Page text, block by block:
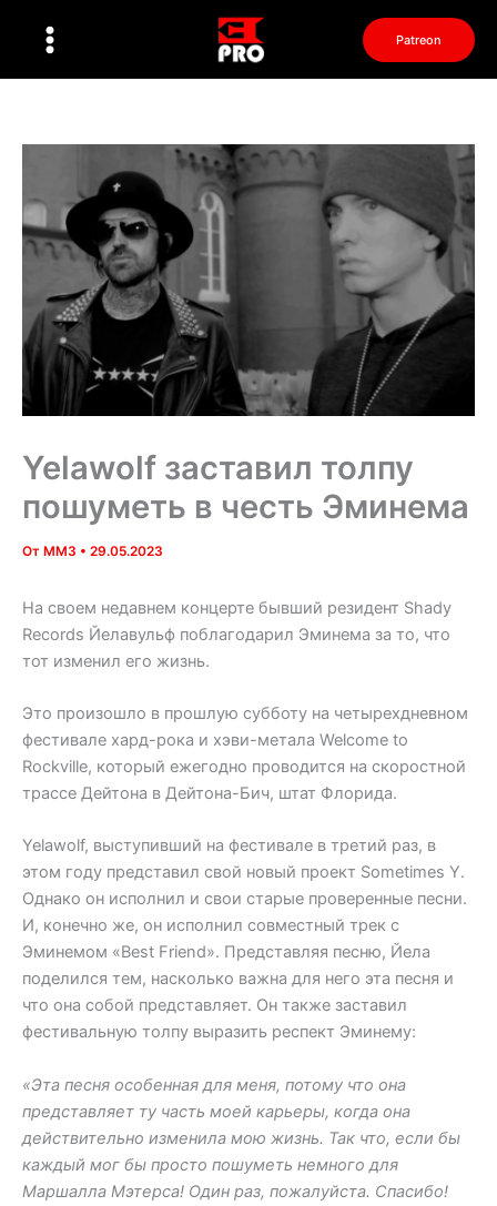
Patreon
Yelawolf заставил толпу
пошуметь в честь Эминема
От MM3 • 29.05.2023
На своем недавнем концерте бывший резидент Shady
Records Йелавульф поблагодарил Эминема за то, что
тот изменил его жизнь.
Это произошло в прошлую субботу на четырехдневном
фестивале хард-рока и хэви-метала Welcome to
Rockville, который ежегодно проводится на скоростной
трассе Дейтона в Дейтона-Бич, штат Флорида.
Yelawolf, выступивший на фестивале в третий раз, в
этом году представил свой новый проект Sometimes Y.
Однако он исполнил и свои старые проверенные песни.
И, конечно же, он исполнил совместный трек с
Эминемом «Best Friend». Представляя песню, Йела
поделился тем, насколько важна для него эта песня и
что она собой представляет. Он также заставил
фестивальную толпу выразить респект Эминему:
«Эта песня особенная для меня, потому что она
представляет ту часть моей карьеры, когда она
действительно изменила мою жизнь. Так что, если бы
каждый мог бы просто пошуметь немного для
Маршалла Мэтерса! Один раз, пожалуйста. Спасибо!